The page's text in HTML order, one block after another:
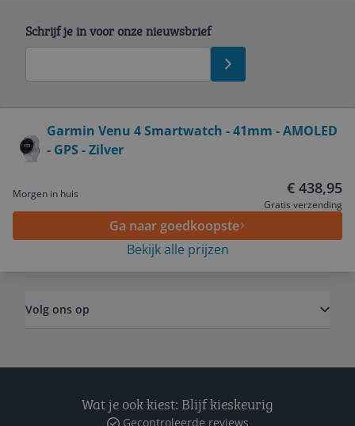
Garmin Venu 4 Smartwatch - 41mm - AMOLED
- GPS - Zilver
Morgen in huis € 438,95
Gratis verzending
Ga naar goedkoopste
Bekijk alle prijzen
Schrijf je in voor onze nieuwsbrief
Service
Algemeen
Volg ons op
Wat je ook kiest: Blijf kieskeurig
Gecontroleerde reviews